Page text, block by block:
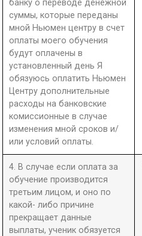
банку о переводе денежной
суммы, которые переданы
мной Ньюмен центру в счет
оплаты моего обучения
будут оплачены в
установленный день Я
обязуюсь оплатить Ньюмен
Центру дополнительные
расходы на банковские
комиссионные в случае
изменения мной сроков и/
или условий оплаты.
4. В случае если оплата за
обучение производится
третьим лицом, и оно по
какой- либо причине
прекращает данные
выплаты, ученик обязуется